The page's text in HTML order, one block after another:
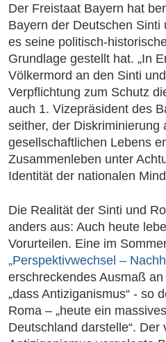
Der Freistaat Bayern hat
Bayern der Deutschen
es seine politisch-
Grundlage gestellt hat. „In
Völkermord an den Sinti
Verpflichtung zum Schutz
auch 1. Vizepräsident des
seither, der Diskriminierung
gesellschaftlichen Lebens
Zusammenleben unter
Identität der nationalen
Die Realität der Sinti und
anders aus: Auch heute
Vorurteilen. Eine im
„Perspektivwechsel –
erschreckendes Ausmaß
„dass Antiziganismus“ - so
Roma – „heute ein
Deutschland darstelle“.